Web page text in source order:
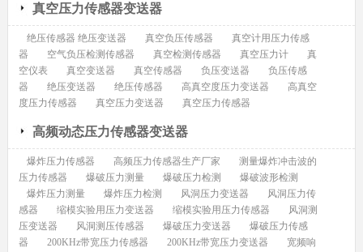
真空压力传感器变送器
绝压传感器 绝压变送器 真空负压传感器
真空计用压力传感
器
空气负压检测传感器 真空检测传感器 真空压力计
真
空仪表
真空变送器 真空传感器 负压变送器
负压传感
器
绝压变送器 绝压传感器 高真空度压力变送器
高真空
度压力传感器
真空压力变送器 真空压力传感器
高频动态压力传感器变送器
爆炸压力传感器 高频压力传感器生产厂家
测量爆炸冲击波的
压力传感器
爆破压力测量 爆破压力检测
爆破波形检测
爆炸压力测量
爆炸压力检测 风洞压力变送器
风洞压力传
感器
缩模实验用压力变送器 缩模实验用压力传感器
风洞测
压变送器
风洞测压传感器 爆破压力变送器
爆破压力传感
器
200KHz带宽压力传感器 200KHz带宽压力变送器
宽频响